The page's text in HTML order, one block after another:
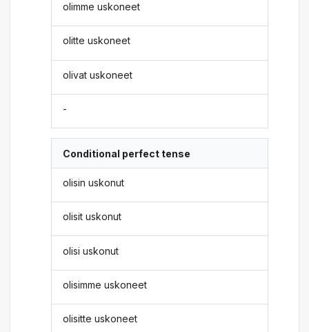
olimme uskoneet
olitte uskoneet
olivat uskoneet
-
Conditional perfect tense
olisin uskonut
olisit uskonut
olisi uskonut
olisimme uskoneet
olisitte uskoneet